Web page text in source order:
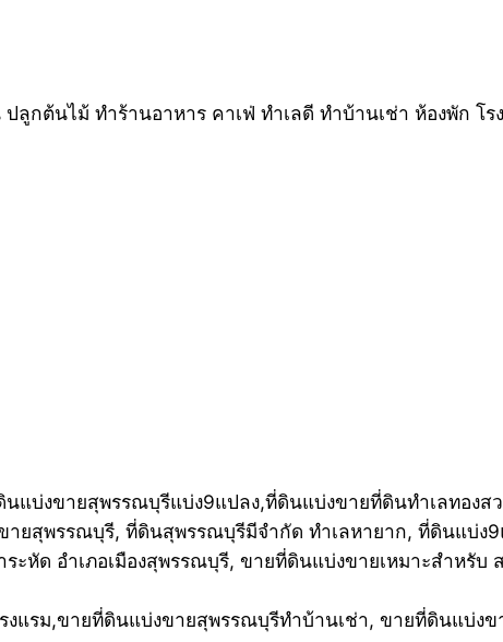
กต้นไม้ ทำร้านอาหาร คาเฟ่ ทำเลดี ทำบ้านเช่า ห้องพัก โ
แบ่งขายสุพรรณบุรีแบ่ง9แปลง,ที่ดินแบ่งขายที่ดินทำเลทอง
ยสุพรรณบุรี, ที่ดินสุพรรณบุรีมีจำกัด ทำเลหายาก, ที่ดินแบ่ง
ด อำเภอเมืองสุพรรณบุรี, ขายที่ดินแบ่งขายเหมาะสำหรับ
แรม,ขายที่ดินแบ่งขายสุพรรณบุรีทำบ้านเช่า, ขายที่ดินแบ่ง